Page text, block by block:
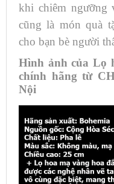
khi chiêm ngưỡng
cũng là món quà
cho bạn bè người
Hình ảnh của Lọ
chính hãng từ
Nội